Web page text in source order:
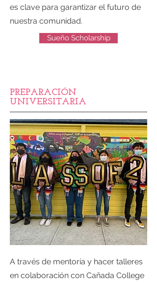
es clave para garantizar el futuro de
nuestra comunidad.
Sueño Scholarship
PREPARACIÓN
UNIVERSITARIA
A través de mentoría y hacer talleres
en colaboración con Cañada College